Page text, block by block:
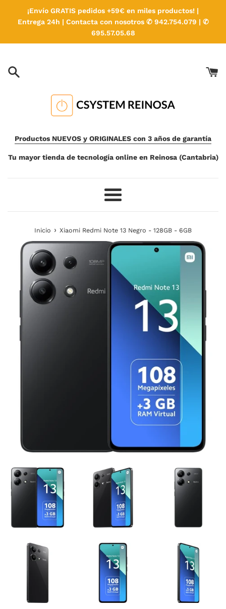
directamente
¡Envío GRATIS pedidos +59€ en miles productos! |
Entrega 24h | Contacta con nosotros ✆ 942.754.079 | ✆
695.57.05.68
Productos NUEVOS y ORIGINALES con 3 años de garantía
Tu mayor tienda de tecnología online en Reinosa (Cantabria)
Más
Inicio › Xiaomi Redmi Note 13 Negro - 128GB - 6GB